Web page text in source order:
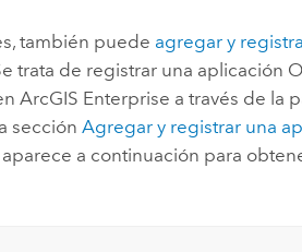
también puede agregar y
trata de registrar una aplicación
ArcGIS Enterprise a través de la
secciónAgregar y registrar una
a continuación para